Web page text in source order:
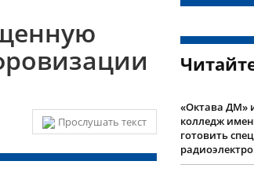
Прослушать текст
«Октава ДМ»
колледж
готовить